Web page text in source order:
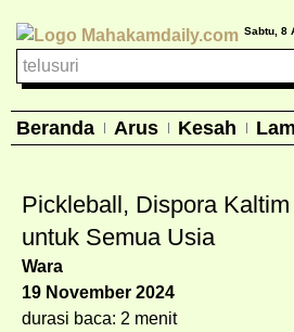
Sabtu, 8
Beranda Arus Kesah
Pickleball, Dispora
untuk Semua Usia
Wara
19 November 2024
durasi baca: 2 menit